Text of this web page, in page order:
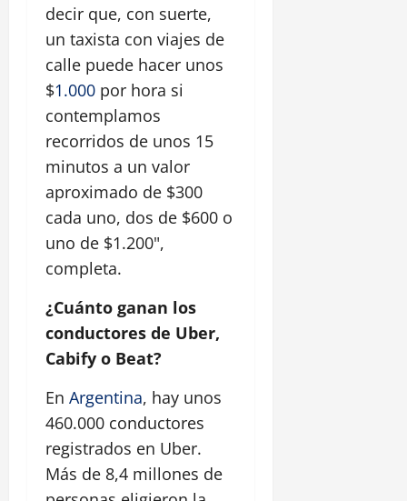
decir que, con suerte,
un taxista con viajes de
calle puede hacer unos
$1.000 por hora si
contemplamos
recorridos de unos 15
minutos a un valor
aproximado de $300
cada uno, dos de $600 o
uno de $1.200",
completa.
¿Cuánto ganan los
conductores de Uber,
Cabify o Beat?
En Argentina, hay unos
460.000 conductores
registrados en Uber.
Más de 8,4 millones de